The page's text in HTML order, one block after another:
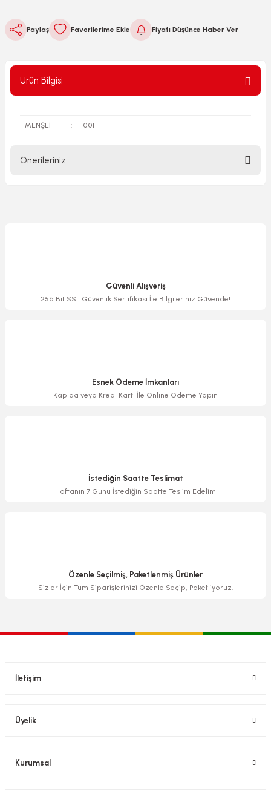
Paylaş Fiyatı Düşünce Haber Ver
Ürün Bilgisi
MENŞEİ : 1001
Önerileriniz
Ürün bilgilerinde hatalar bulunuyor.
Güvenli Alışveriş
256 Bit SSL Güvenlik Sertifikası İle Bilgileriniz Güvende!
Esnek Ödeme İmkanları
Kapıda veya Kredi Kartı İle Online Ödeme Yapın
İstediğin Saatte Teslimat
Haftanın 7 Günü İstediğin Saatte Teslim Edelim
Özenle Seçilmiş, Paketlenmiş Ürünler
Sizler İçin Tüm Siparişlerinizi Özenle Seçip, Paketliyoruz.
İletişim
Üyelik
Kurumsal